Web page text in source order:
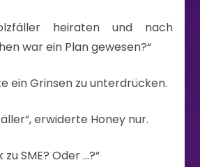
heiraten und nach
war ein Plan gewesen?“
ein Grinsen zu unterdrücken.
erwiderte Honey nur.
SME? Oder …?“